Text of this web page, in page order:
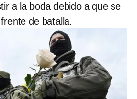
a la boda debido a que se
de batalla.